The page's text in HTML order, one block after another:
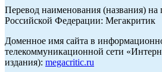
Перевод наименования (названия) на
Российской Федерации: Мегакритик
Доменное имя сайта в
телекоммуникационной сети
издания): megacritic.ru